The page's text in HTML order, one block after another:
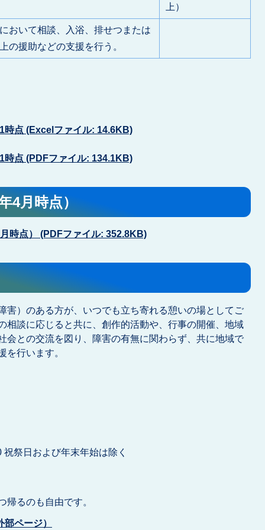
上）
おいて相談、入浴、排せつまたは
の援助などの支援を行う。
時点 (Excelファイル: 14.6KB)
時点 (PDFファイル: 134.1KB)
4月時点）
時点） (PDFファイル: 352.8KB)
害）のある方が、いつでも立ち寄れる憩いの場としてご
相談に応じると共に、創作的活動や、行事の開催、地域
会との交流を図り、障害の有無に関わらず、共に地域で
を行います。
祭日および年末年始は除く
るのも自由です。
ページ）